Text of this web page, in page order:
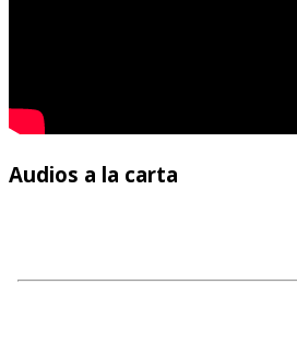
Audios a la carta